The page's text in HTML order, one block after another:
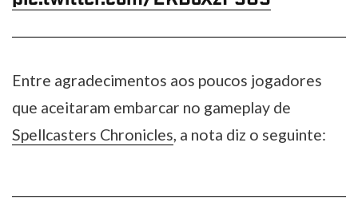
Entre agradecimentos aos poucos jogadores
que aceitaram embarcar no gameplay de
Spellcasters Chronicles, a nota diz o seguinte: